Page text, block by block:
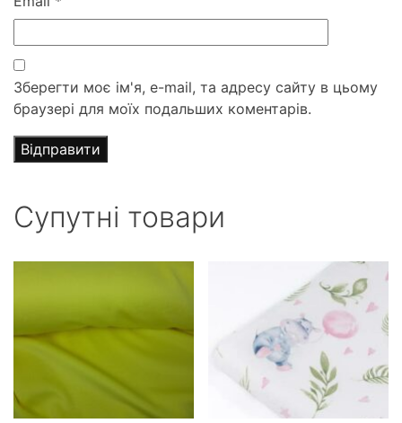
Зберегти моє ім'я, e-mail, та адресу сайту в цьому
браузері для моїх подальших коментарів.
Супутні товари